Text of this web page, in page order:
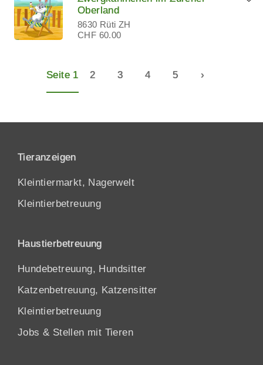
Oberland
8630 Rüti ZH
CHF 60.00
Seite 1 2 3 4 5 ›
Tieranzeigen
Kleintiermarkt, Nagerwelt
Kleintierbetreuung
Haustierbetreuung
Hundebetreuung, Hundsitter
Katzenbetreuung, Katzensitter
Kleintierbetreuung
Jobs & Stellen mit Tieren